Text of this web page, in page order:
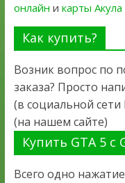
онлайн и карты Акула
Как купить?
Возник вопрос по
заказа? Просто
(в социальной
(на нашем сайте)
Купить GTA 5 с
Всего одно